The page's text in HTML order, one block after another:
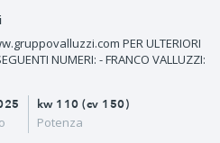
PER ULTERIORI
NUMERI: - FRANCO VALLUZZI:
kw 110 (cv 150)
Potenza